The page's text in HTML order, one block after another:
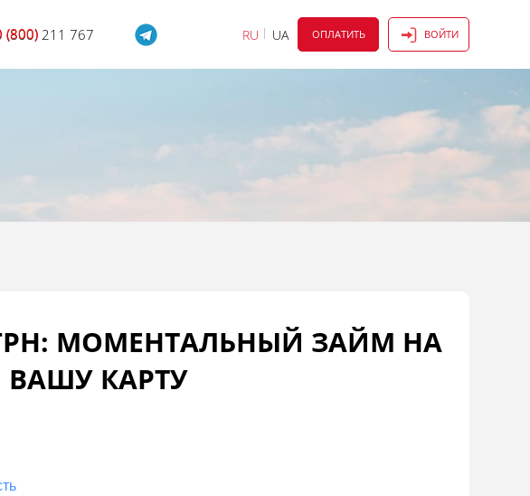
(800)
(800) 211 767 RU UA ОПЛАТИТЬ ВОЙТИ
МОМЕНТАЛЬНЫЙ ЗАЙМ НА
ВАШУ КАРТУ